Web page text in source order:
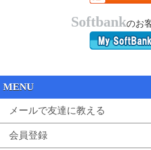
Softbankのお
MENU
メールで友達に教える
会員登録